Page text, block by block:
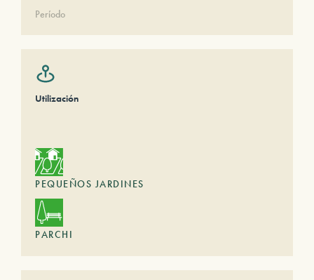
Período
Utilización
PEQUEÑOS JARDINES
PARCHI